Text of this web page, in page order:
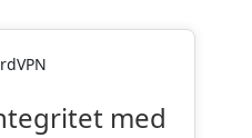
med